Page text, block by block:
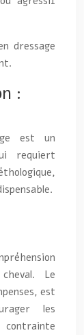
dressage
:
est un
requiert
Le
est
les